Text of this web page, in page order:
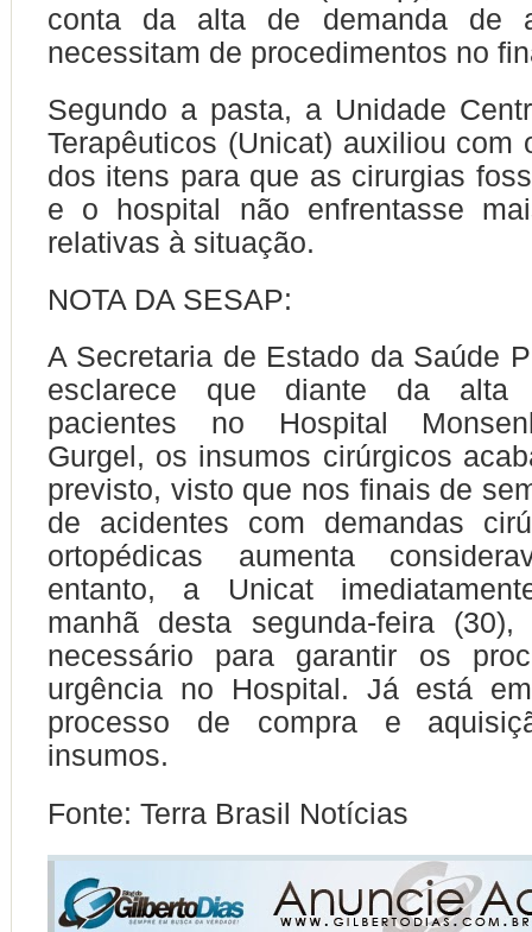
conta da alta de demanda de
necessitam de procedimentos no
Segundo a pasta, a Unidade
Terapêuticos (Unicat) auxiliou com
dos itens para que as cirurgias
e o hospital não enfrentasse
relativas à situação.
NOTA DA SESAP:
A Secretaria de Estado da Saúde
esclarece que diante da alta
pacientes no Hospital
Gurgel, os insumos cirúrgicos
previsto, visto que nos finais de
de acidentes com demandas
ortopédicas aumenta
entanto, a Unicat
manhã desta segunda-feira
necessário para garantir os
urgência no Hospital. Já está
processo de compra e
insumos.
Fonte: Terra Brasil Notícias